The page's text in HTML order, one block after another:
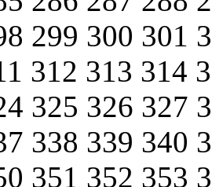
299 300 301
312 313 314
325 326 327
338 339 340
351 352 353